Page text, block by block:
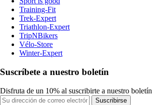
Training-Fit
Trek-Expert
Triathlon-Expert
TripNBikers
Vélo-Store
Winter-Expert
Suscríbete a nuestro boletín
Disfruta de un 10% al suscribirte a nuestro boletín
Suscribirse